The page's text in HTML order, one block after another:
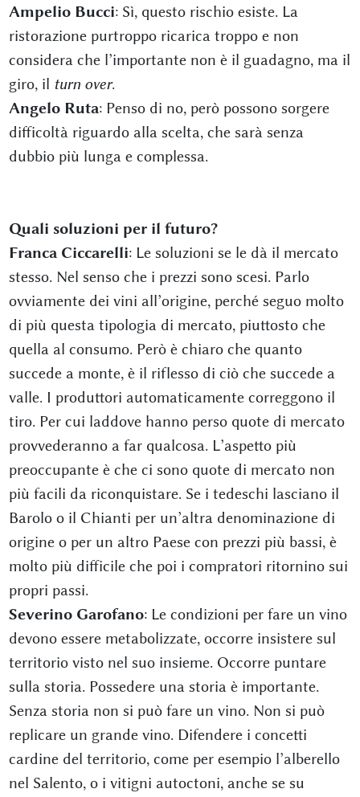
Ampelio Bucci: Sì, questo rischio esiste. La
ristorazione purtroppo ricarica troppo e non
considera che l’importante non è il guadagno, ma il
giro, il turn over.
Angelo Ruta: Penso di no, però possono sorgere
difficoltà riguardo alla scelta, che sarà senza
dubbio più lunga e complessa.
Quali soluzioni per il futuro?
Franca Ciccarelli: Le soluzioni se le dà il mercato
stesso. Nel senso che i prezzi sono scesi. Parlo
ovviamente dei vini all’origine, perché seguo molto
di più questa tipologia di mercato, piuttosto che
quella al consumo. Però è chiaro che quanto
succede a monte, è il riflesso di ciò che succede a
valle. I produttori automaticamente correggono il
tiro. Per cui laddove hanno perso quote di mercato
provvederanno a far qualcosa. L’aspetto più
preoccupante è che ci sono quote di mercato non
più facili da riconquistare. Se i tedeschi lasciano il
Barolo o il Chianti per un’altra denominazione di
origine o per un altro Paese con prezzi più bassi, è
molto più difficile che poi i compratori ritornino sui
propri passi.
Severino Garofano: Le condizioni per fare un vino
devono essere metabolizzate, occorre insistere sul
territorio visto nel suo insieme. Occorre puntare
sulla storia. Possedere una storia è importante.
Senza storia non si può fare un vino. Non si può
replicare un grande vino. Difendere i concetti
cardine del territorio, come per esempio l’alberello
nel Salento, o i vitigni autoctoni, anche se su